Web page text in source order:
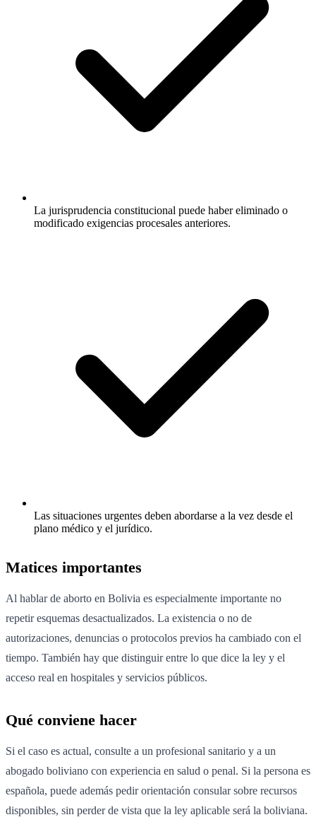
La jurisprudencia constitucional puede haber eliminado o
modificado exigencias procesales anteriores.
Las situaciones urgentes deben abordarse a la vez desde el
plano médico y el jurídico.
Matices importantes
Al hablar de aborto en Bolivia es especialmente importante no
repetir esquemas desactualizados. La existencia o no de
autorizaciones, denuncias o protocolos previos ha cambiado con el
tiempo. También hay que distinguir entre lo que dice la ley y el
acceso real en hospitales y servicios públicos.
Qué conviene hacer
Si el caso es actual, consulte a un profesional sanitario y a un
abogado boliviano con experiencia en salud o penal. Si la persona es
española, puede además pedir orientación consular sobre recursos
disponibles, sin perder de vista que la ley aplicable será la boliviana.